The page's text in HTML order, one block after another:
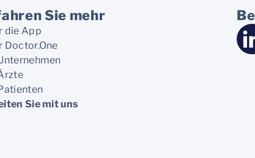
Sie mehr
die App
Doctor.One
Sie mit uns